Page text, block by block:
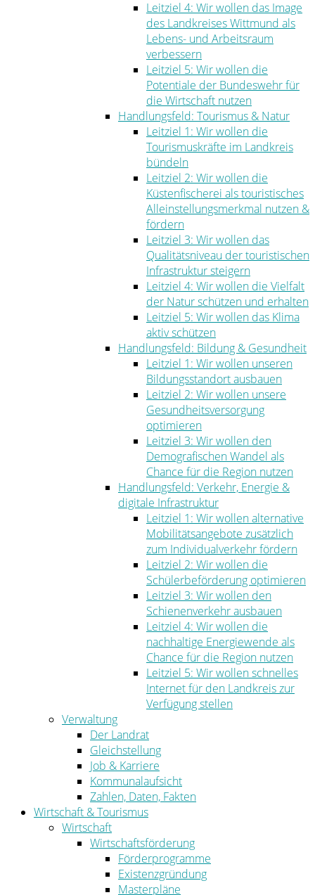
Leitziel 4: Wir wollen das Image
des Landkreises Wittmund als
Lebens- und Arbeitsraum
verbessern
Leitziel 5: Wir wollen die
Potentiale der Bundeswehr für
die Wirtschaft nutzen
Handlungsfeld: Tourismus & Natur
Leitziel 1: Wir wollen die
Tourismuskräfte im Landkreis
bündeln
Leitziel 2: Wir wollen die
Küstenfischerei als touristisches
Alleinstellungsmerkmal nutzen &
fördern
Leitziel 3: Wir wollen das
Qualitätsniveau der touristischen
Infrastruktur steigern
Leitziel 4: Wir wollen die Vielfalt
der Natur schützen und erhalten
Leitziel 5: Wir wollen das Klima
aktiv schützen
Handlungsfeld: Bildung & Gesundheit
Leitziel 1: Wir wollen unseren
Bildungsstandort ausbauen
Leitziel 2: Wir wollen unsere
Gesundheitsversorgung
optimieren
Leitziel 3: Wir wollen den
Demografischen Wandel als
Chance für die Region nutzen
Handlungsfeld: Verkehr, Energie &
digitale Infrastruktur
Leitziel 1: Wir wollen alternative
Mobilitätsangebote zusätzlich
zum Individualverkehr fördern
Leitziel 2: Wir wollen die
Schülerbeförderung optimieren
Leitziel 3: Wir wollen den
Schienenverkehr ausbauen
Leitziel 4: Wir wollen die
nachhaltige Energiewende als
Chance für die Region nutzen
Leitziel 5: Wir wollen schnelles
Internet für den Landkreis zur
Verfügung stellen
Verwaltung
Der Landrat
Gleichstellung
Job & Karriere
Kommunalaufsicht
Zahlen, Daten, Fakten
Wirtschaft & Tourismus
Wirtschaft
Wirtschaftsförderung
Förderprogramme
Existenzgründung
Masterpläne